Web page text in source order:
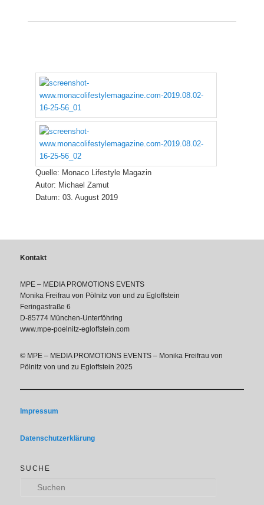
Quelle: Monaco Lifestyle Magazin
Autor: Michael Zamut
Datum: 03. August 2019
Kontakt
MPE – MEDIA PROMOTIONS EVENTS
Monika Freifrau von Pölnitz von und zu Egloffstein
Feringastraße 6
D-85774 München-Unterföhring
www.mpe-poelnitz-egloffstein.com
© MPE – MEDIA PROMOTIONS EVENTS – Monika Freifrau von
Pölnitz von und zu Egloffstein 2025
Impressum
Datenschutzerklärung
SUCHE
Suchen